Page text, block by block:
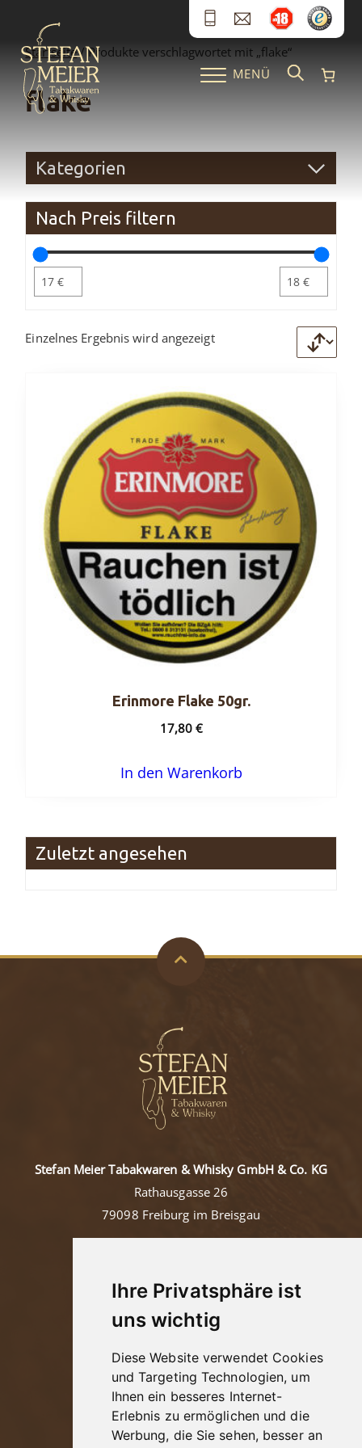
Ihre Privatsphäre ist
uns wichtig
Diese Website verwendet Cookies
und Targeting Technologien, um
Ihnen ein besseres Internet-
Erlebnis zu ermöglichen und die
Werbung, die Sie sehen, besser an
MENÜ
Startseite/ Produkte verschlagwortet mit „flake“
flake
Kategorien
Nach Preis filtern
Einzelnes Ergebnis wird angezeigt
Erinmore Flake 50gr.
17,80€
In den Warenkorb
Zuletzt angesehen
Stefan Meier Tabakwaren & Whisky GmbH & Co. KG
Rathausgasse 26
79098 Freiburg im Breisgau
Mail:
contact@tabakmeier.com
Kontakt
Impressum
Datenschutz
AGB
Jugendschutz